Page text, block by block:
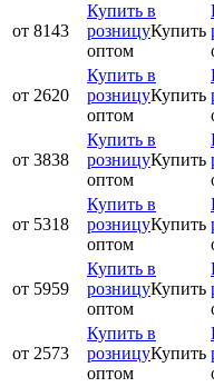
от 8143
Купить в
розницуКупить
оптом
от 2620
Купить в
розницуКупить
оптом
от 3838
Купить в
розницуКупить
оптом
от 5318
Купить в
розницуКупить
оптом
от 5959
Купить в
розницуКупить
оптом
от 2573
Купить в
розницуКупить
оптом